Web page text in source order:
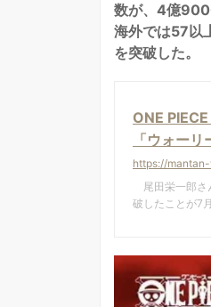
数が、4億
海外では57以
を突破した。
ONE
「ウォー
https://
尾田栄一郎さ
破したことが7